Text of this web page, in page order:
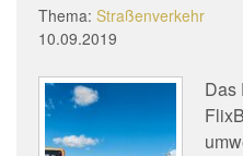
Thema: Straßenverkehr
10.09.2019
Das